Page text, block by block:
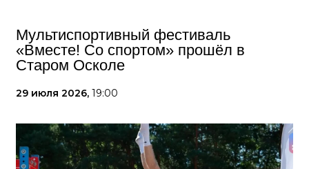
Мультиспортивный фестиваль
«Вместе! Со спортом» прошёл в
Старом Осколе
29 июля 2026, 19:00